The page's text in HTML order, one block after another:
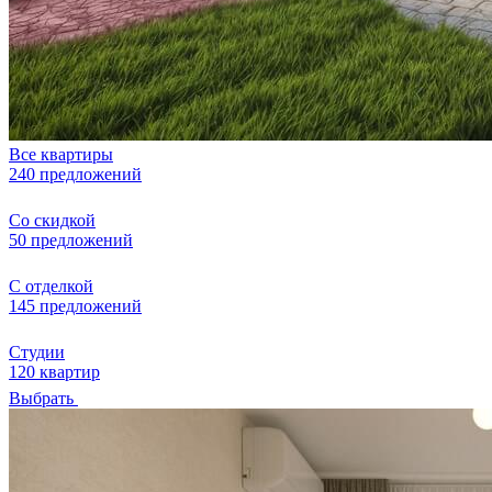
Все квартиры
240 предложений
Со скидкой
50 предложений
С отделкой
145 предложений
Студии
120 квартир
Выбрать